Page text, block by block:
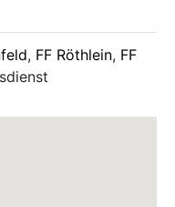
, FF Röthlein, FF